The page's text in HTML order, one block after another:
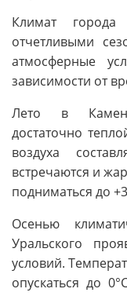
Климат города
отчетливыми
атмосферные
зависимости от
Лето в
достаточно
воздуха
встречаются и
подниматься до
Осенью
Уральского
условий.
опускаться до